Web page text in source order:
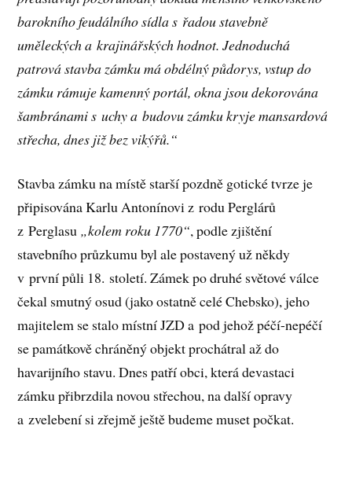
barokního feudálního sídla s řadou stavebně
uměleckých a krajinářských hodnot. Jednoduchá
patrová stavba zámku má obdélný půdorys, vstup do
zámku rámuje kamenný portál, okna jsou dekorována
šambránami s uchy a budovu zámku kryje mansardová
střecha, dnes již bez vikýřů.“
Stavba zámku na místě starší pozdně gotické tvrze je
připisována Karlu Antonínovi z rodu Perglárů
z Perglasu „kolem roku 1770“, podle zjištění
stavebního průzkumu byl ale postavený už někdy
v první půli 18. století. Zámek po druhé světové válce
čekal smutný osud (jako ostatně celé Chebsko), jeho
majitelem se stalo místní JZD a pod jehož péčí-nepéčí
se památkově chráněný objekt prochátral až do
havarijního stavu. Dnes patří obci, která devastaci
zámku přibrzdila novou střechou, na další opravy
a zvelebení si zřejmě ještě budeme muset počkat.